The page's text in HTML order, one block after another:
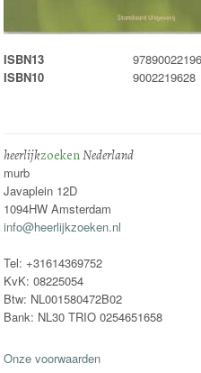
ISBN13
ISBN10
9002219628
heerlijkzoekenNederland
murb
Javaplein 12D
1094HW Amsterdam
info@heerlijkzoeken.nl
Tel: +31614369752
KvK: 08225054
Btw: NL001580472B02
Bank: NL30 TRIO 0254651658
Onze voorwaarden